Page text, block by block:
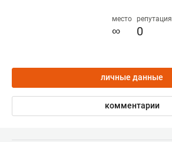
место
∞
репутация
0
личные данные
комментарии